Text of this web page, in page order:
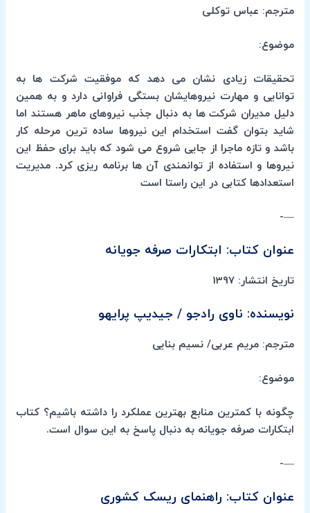
مترجم: عباس توکلی
موضوع:
تحقیقات زیادی نشان می دهد که موفقیت شرکت ها به
توانایی و مهارت نیروهایشان بستگی فراوانی دارد و به همین
دلیل مدیران شرکت ها به دنبال جذب نیروهای ماهر هستند اما
شاید بتوان گفت استخدام این نیروها ساده ترین مرحله کار
باشد و تازه ماجرا از جایی شروع می شود که باید برای حفظ این
نیروها و استفاده از توانمندی آن ها برنامه ریزی کرد. مدیریت
استعدادها کتابی در این راستا است
—-
عنوان کتاب: ابتکارات صرفه جویانه
تاریخ انتشار: 1397
نویسنده: ناوی رادجو / جیدیپ پرایهو
مترجم: مریم عربی/ نسیم بنایی
موضوع:
چگونه با کمترین منابع بهترین عملکرد را داشته باشیم؟ کتاب
ابتکارات صرفه جویانه به دنبال پاسخ به این سوال است.
—-
عنوان کتاب: راهنمای ریسک کشوری